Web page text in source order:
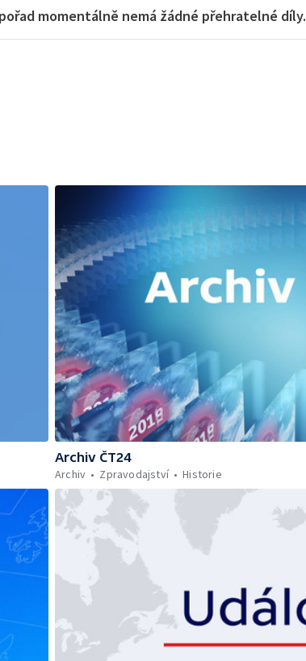
momentálně nemá žádné přehratelné díly.
Archiv ČT24
Archiv
Zpravodajství Historie